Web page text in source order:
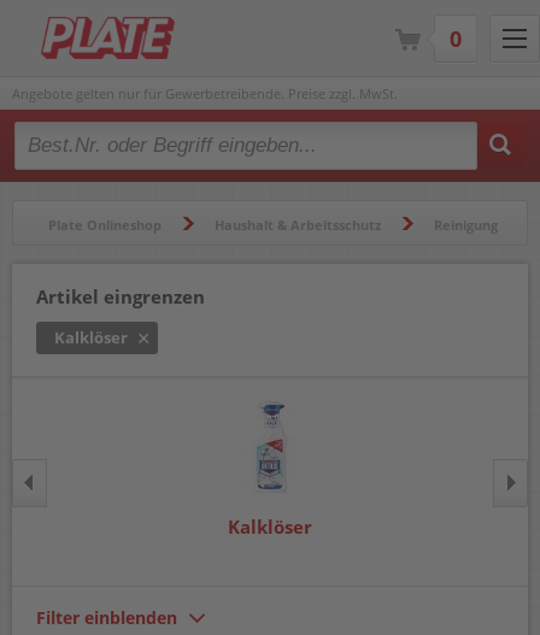
Angebote gelten nur für Gewerbetreibende. Preise zzgl. MwSt.
Type 2 or more characters for results.
Plate Onlineshop Haushalt & Arbeitsschutz Reinigung
Artikel eingrenzen
Kalklöser
Kalklöser
Filter einblenden
0